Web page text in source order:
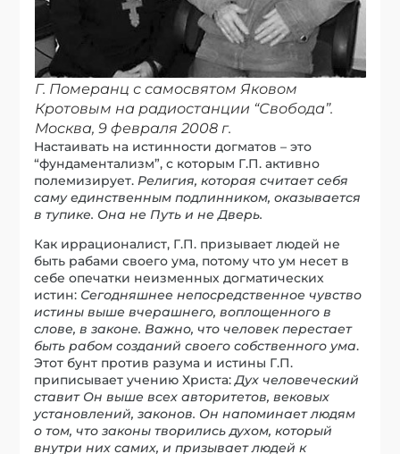
Г. Померанц с самосвятом Яковом
Кротовым на радиостанции “Свобода”.
Москва, 9 февраля 2008 г.
Настаивать на истинности догматов – это
“фундаментализм”, с которым Г.П. активно
полемизирует.Религия, которая считает себя
саму единственным подлинником, оказывается
в тупике. Она не Путь и не Дверь.
Как иррационалист, Г.П. призывает людей не
быть рабами своего ума, потому что ум несет в
себе опечатки неизменных догматических
истин: Сегодняшнее непосредственное чувство
истины выше вчерашнего, воплощенного в
слове, в законе. Важно, что человек перестает
быть рабом созданий своего собственного ума.
Этот бунт против разума и истины Г.П.
приписывает учению Христа:Дух человеческий
ставит Он выше всех авторитетов, вековых
установлений, законов. Он напоминает людям
о том, что законы творились духом, который
внутри них самих, и призывает людей к